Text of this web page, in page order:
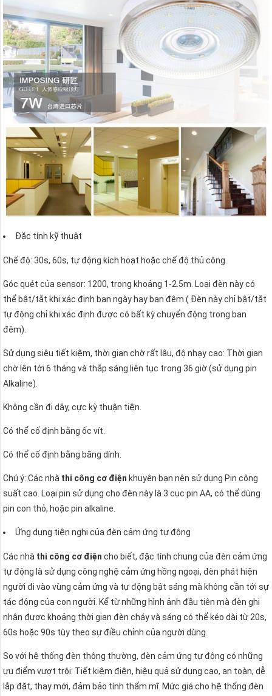
Đặc tính kỹ thuật
Chế độ: 30s, 60s, tự động kích hoạt hoặc chế độ thủ công.
Góc quét của sensor: 1200, trong khoảng 1-2.5m. Loại đèn này có
thể bật/tắt khi xác định ban ngày hay ban đêm ( Đèn này chỉ bật/tắt
tự động chỉ khi xác định được có bất kỳ chuyển động trong ban
đêm).
Sử dụng siêu tiết kiệm, thời gian chờ rất lâu, độ nhạy cao: Thời gian
chờ lên tới 6 tháng và thắp sáng liên tục trong 36 giờ (sử dụng pin
Alkaline).
Không cần đi dây, cực kỳ thuận tiện.
Có thể cố định bằng ốc vít.
Có thể cố định bằng băng dính.
Chú ý: Các nhà thi công cơ điện khuyên bạn nên sử dụng Pin công
suất cao. Loại pin sử dụng cho đèn này là 3 cục pin AA, có thể dùng
pin con thỏ, hoặc pin alkaline.
Ứng dụng tiện nghi của đèn cảm ứng tự động
Các nhà thi công cơ điện cho biết, đặc tính chung của đèn cảm ứng
tự động là sử dụng công nghệ cảm ứng hồng ngoại, đèn phát hiện
người đi vào vùng cảm ứng và tự động bật sáng mà không cần tới sự
tác động của con người. Kể từ những hình ảnh đầu tiên mà đèn ghi
nhận được khoảng thời gian đèn cháy và sáng có thể kéo dài từ 20s,
60s hoặc 90s tùy theo sự điều chỉnh của người dùng.
So với hệ thống đèn thông thường, đèn cảm ứng tự động có những
ưu điểm vượt trội: Tiết kiệm điện, hiệu quả sử dụng cao, an toàn, dễ
lắp đặt, thay mới, đảm bảo tính thẩm mĩ. Mức giá cho hệ thống đèn